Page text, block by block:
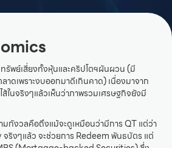
รัพย์เสี่ยงทั้งหุ้นและคริปโตฯผันผวน (มี
าดเพราะงบออกมาดีเกินคาด) เนื่องมาจาก
ในจริงๆแล้วเห็นว่าภาพรวมเศรษฐกิจยังมี
มกังวลคือถึงแม้จะดูเหมือนว่ามีการ QT แต่ว่า
ริงๆแล้ว จะช่วยการ Redeem พันธบัตร แต่